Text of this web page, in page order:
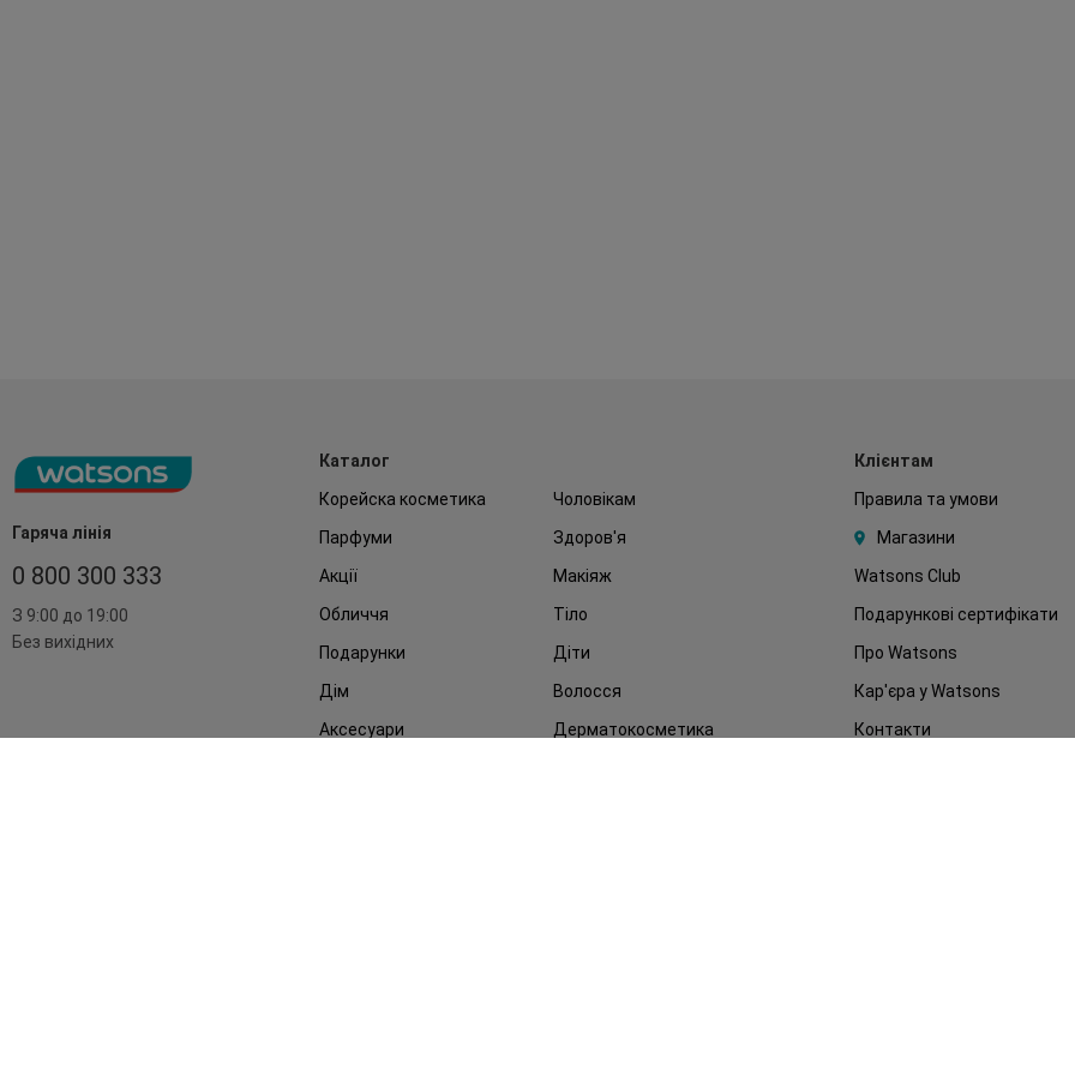
Гаряча лінія
0 800 300 333
З 9:00 до 19:00
Без вихідних
Каталог
Корейска косметика
Чоловікам
Парфуми
Здоров'я
Акції
Макіяж
Обличчя
Тіло
Подарунки
Діти
Дім
Волосся
Аксесуари
Дерматокосметика
Клієнтам
Правила та умови
Магазини
Watsons Club
Подарункові сертифікати
Про Watsons
Кар'єра у Watsons
Контакти